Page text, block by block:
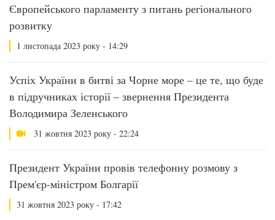
Європейського парламенту з питань регіонального
розвитку
1 листопада 2023 року - 14:29
Успіх України в битві за Чорне море – це те, що буде
в підручниках історії – звернення Президента
Володимира Зеленського
31 жовтня 2023 року - 22:24
Президент України провів телефонну розмову з
Прем'єр-міністром Болгарії
31 жовтня 2023 року - 17:42